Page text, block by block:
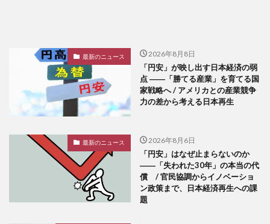
最新のニュース 2026年8月8日
「円安」が映し出す日本経済の弱
点 ――「勝てる産業」を育てる国
家戦略へ / アメリカとの産業競争
力の差から考える日本再生
最新のニュース 2026年8月6日
「円安」はなぜ止まらないのか
――「失われた30年」の本当の代
償 / 官民協調からイノベーショ
ン政策まで、日本経済再生への課
題